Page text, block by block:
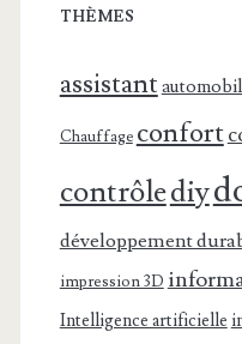
THÈMES
assistant
Chauffage confort
contrôlediy
développement
impression 3D
Intelligence artificielle